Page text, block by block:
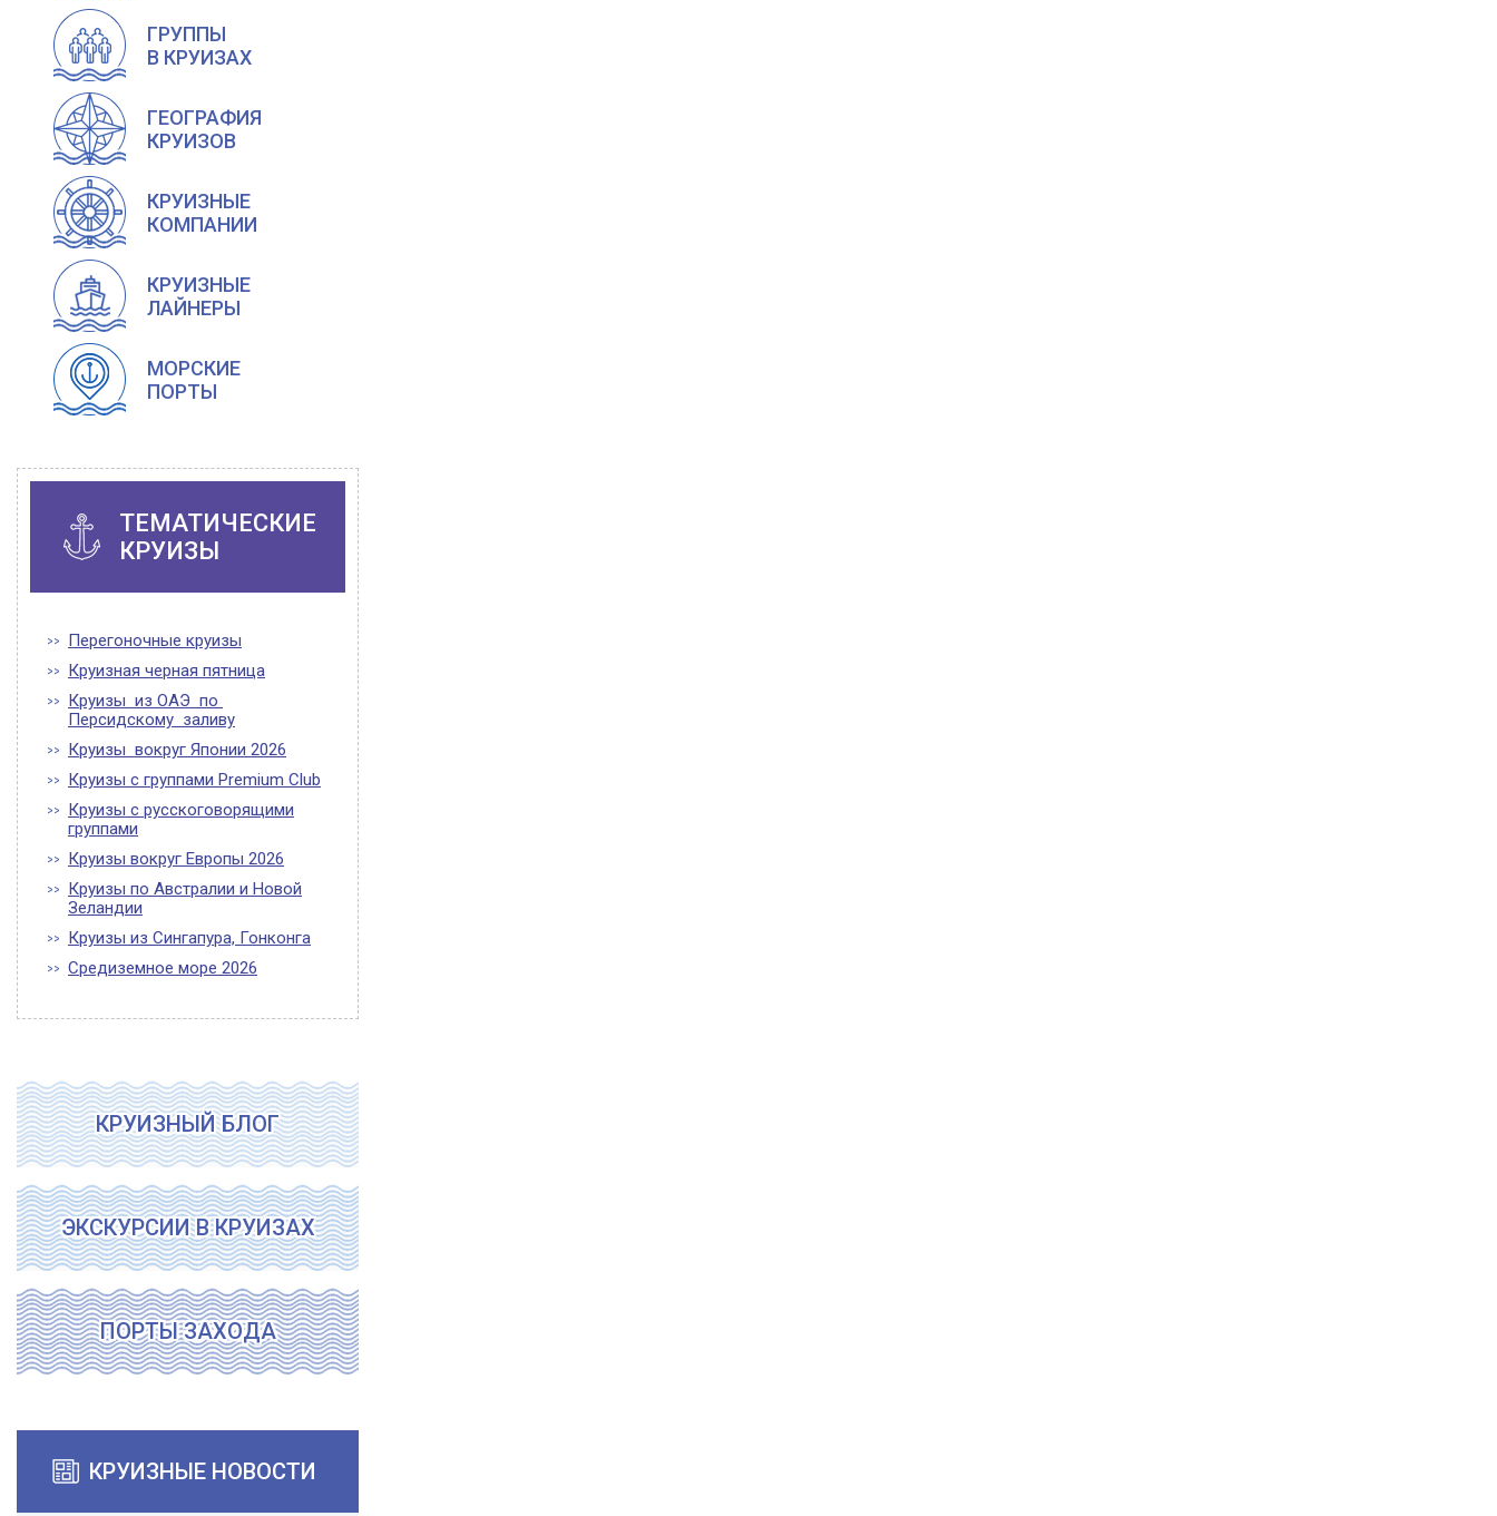
ГРУППЫ
В КРУИЗАХ
ГЕОГРАФИЯ
КРУИЗОВ
КРУИЗНЫЕ
КОМПАНИИ
КРУИЗНЫЕ
ЛАЙНЕРЫ
МОРСКИЕ
ПОРТЫ
ТЕМАТИЧЕСКИЕ
КРУИЗЫ
Перегоночные круизы
Круизная черная пятница
Круизы из ОАЭ по
Персидскому заливу
Круизы вокруг Японии 2026
Круизы с группами Premium Club
Круизы с русскоговорящими
группами
Круизы вокруг Европы 2026
Круизы по Австралии и Новой
Зеландии
Круизы из Сингапура, Гонконга
Средиземное море 2026
КРУИЗНЫЙ БЛОГ
ЭКСКУРСИИ В КРУИЗАХ
ПОРТЫ ЗАХОДА
КРУИЗНЫЕ НОВОСТИ